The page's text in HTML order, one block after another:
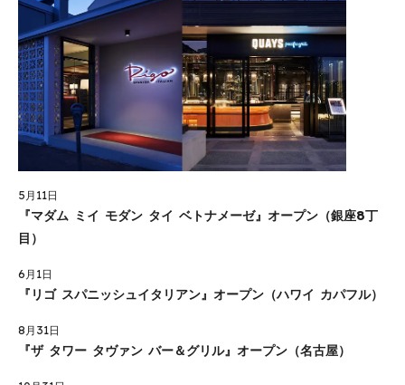
5月11日
『マダム ミイ モダン タイ ベトナメーゼ』オープン（銀座8丁
目）
6月1日
『リゴ スパニッシュイタリアン』オープン（ハワイ カパフル）
8月31日
『ザ タワー タヴァン バー＆グリル』オープン（名古屋）